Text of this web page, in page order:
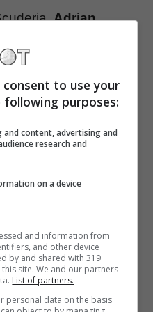
Adrian
non essere più
questo clima.
Ralph
ha dubbi
gestione
di Newey, geniale
le basi della Red
sta discutendo in
non avrebbe
to use your
purposes:
and content, advertising and
research and
on a device
and information from
and other device
by and shared with 319
site. We and our partners
List of partners.
personal data on the basis